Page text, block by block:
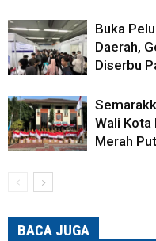
Buka
Daerah,
Diserbu
Wali Kota
Merah
BACA JUGA